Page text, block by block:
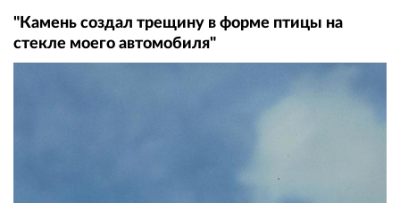
"Камень создал трещину в форме птицы на
стекле моего автомобиля"